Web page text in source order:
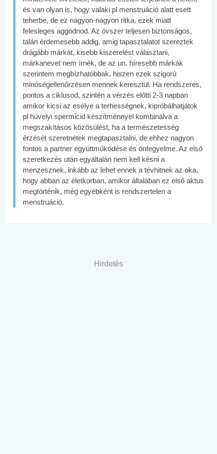
és van olyan is, hogy valaki pl menstruáció alatt esett
teherbe, de ez nagyon-nagyon ritka, ezek miatt
felesleges aggódnod. Az óvszer teljesen biztonságos,
talán érdemesebb addig, amig tapasztalatot szereztek
drágább márkát, kisebb kiszerelést választani,
márkanevet nem írnék, de az un. híresebb márkák
szerintem megbízhatóbbak, hiszen ezek szigorú
minőségellenőrzésen mennek keresztül. Ha rendszeres,
pontos a ciklusod, szintén a vérzés előtti 2-3 napban
amikor kicsi az esélye a terhességnek, kipróbálhatjátok
pl hüvelyi spermicid készítménnyel kombinálva a
megszakításos közösülést, ha a természetesség
érzését szeretnétek megtapasztalni, de ehhez nagyon
fontos a partner együttműködése és önfegyelme. Az első
szeretkezés után egyáltalán nem kell késni a
menzesznek, inkább az lehet ennek a tévhitnek az oka,
hogy abban az életkorban, amikor általában ez első aktus
megtörténik, még egyébként is rendszertelen a
menstruáció.
Hirdetés